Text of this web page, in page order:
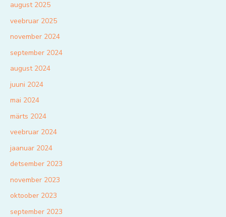
august 2025
veebruar 2025
november 2024
september 2024
august 2024
juuni 2024
mai 2024
märts 2024
veebruar 2024
jaanuar 2024
detsember 2023
november 2023
oktoober 2023
september 2023